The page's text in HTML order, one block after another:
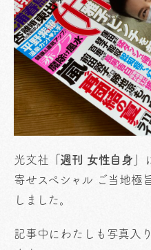
光文社 「週刊 女性自身」
寄せスペシャル ご当地極
しました。
記事中にわたしも写真入